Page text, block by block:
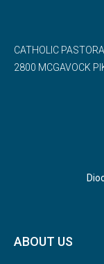
CATHOLIC
2800 MCGAVOCK
ABOUT US